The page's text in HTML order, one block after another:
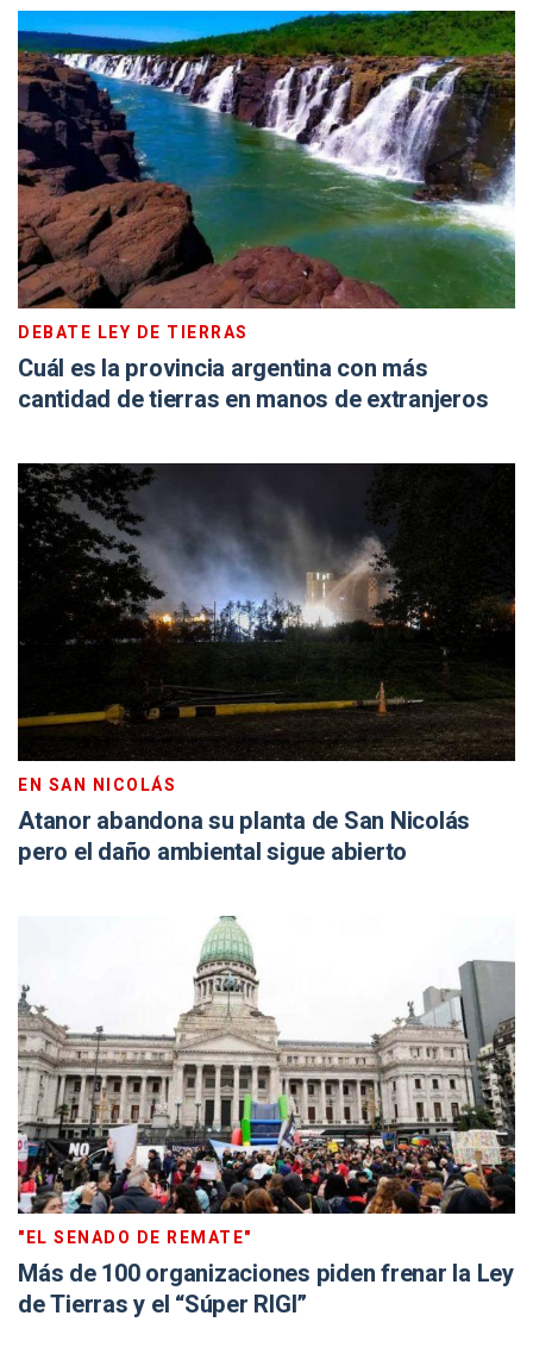
DEBATE LEY DE TIERRAS
Cuál es la provincia argentina con más
cantidad de tierras en manos de extranjeros
EN SAN NICOLÁS
Atanor abandona su planta de San Nicolás
pero el daño ambiental sigue abierto
"EL SENADO DE REMATE"
Más de 100 organizaciones piden frenar la Ley
de Tierras y el “Súper RIGI”